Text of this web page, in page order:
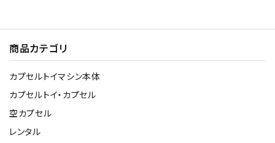
商品カテゴリ
カプセルトイマシン本体
カプセルトイ・カプセル
空カプセル
レンタル